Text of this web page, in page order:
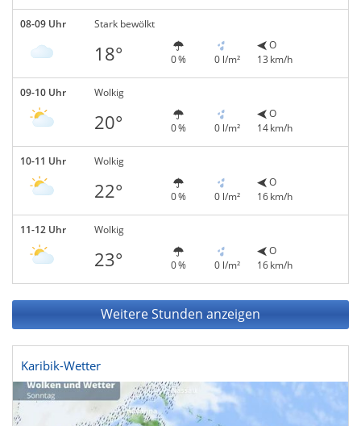
08-09 Uhr Stark bewölkt
18° 0 % 0 l/m²
O
13 km/h
09-10 Uhr Wolkig
20° 0 % 0 l/m²
O
14 km/h
10-11 Uhr Wolkig
22° 0 % 0 l/m²
O
16 km/h
11-12 Uhr Wolkig
23° 0 % 0 l/m²
O
16 km/h
Weitere Stunden anzeigen
Karibik-Wetter